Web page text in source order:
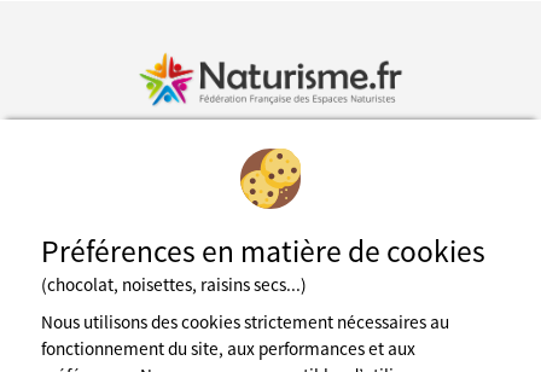
Inscription à la newsletter
Fédération des espaces naturistes
Mentions légales
CGU du site
Cookies
Charte de confidentialité
Préférences en matière de cookies
(chocolat, noisettes, raisins secs...)
Nous utilisons des cookies strictement nécessaires au
fonctionnement du site, aux performances et aux